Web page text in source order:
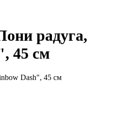
радуга,
45 см
Dash", 45 см